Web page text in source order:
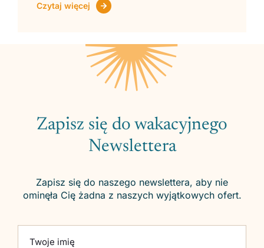
Czytaj więcej
Zapisz się do wakacyjnego
Newslettera
Zapisz się do naszego newslettera, aby nie
ominęła Cię żadna z naszych wyjątkowych ofert.
Twoje imię